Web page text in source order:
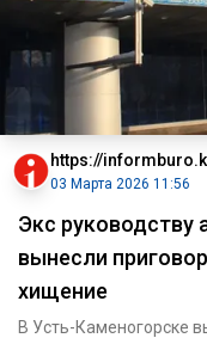
https://
03 Марта 2026 11:56
Экс руководству
вынесли
хищение
В Усть-Каменогорске